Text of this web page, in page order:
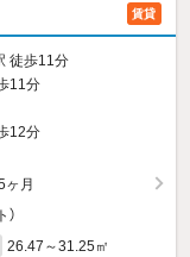
賃貸
徒歩11分
11分
12分
ヶ月
26.47～31.25㎡